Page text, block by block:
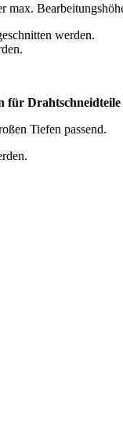
max.
werden.
für Drahtschneidteile
Tiefen passend.